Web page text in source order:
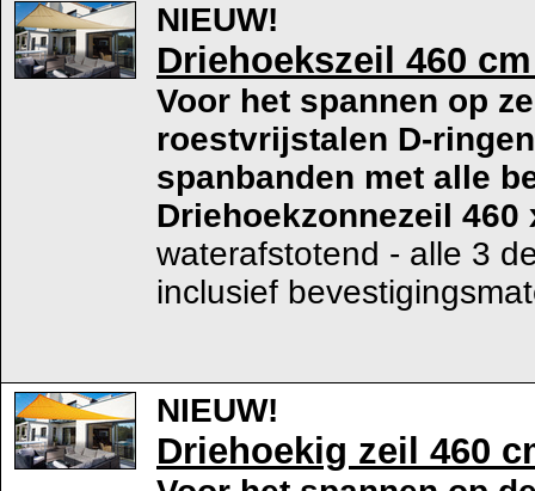
NIEUW!
Driehoekszeil 460
Voor het spannen op
roestvrijstalen D-
spanbanden met alle
Driehoekzonnezeil 460
waterafstotend - alle 3
inclusief
NIEUW!
Driehoekig zeil 460